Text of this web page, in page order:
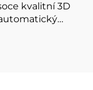
kvalitní 3D